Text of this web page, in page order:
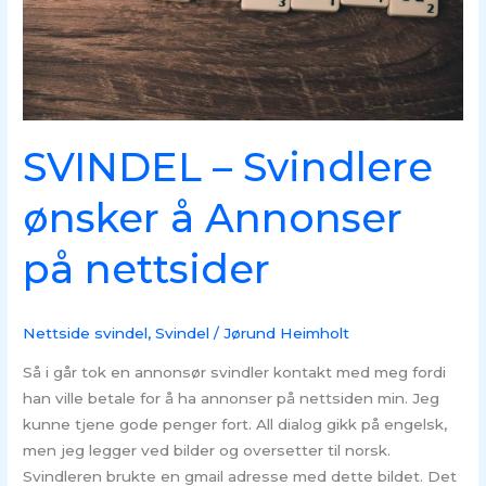
SVINDEL – Svindlere
ønsker å Annonser
på nettsider
Nettside svindel,Svindel /Jørund Heimholt
Så i går tok en annonsør svindler kontakt med meg fordi
han ville betale for å ha annonser på nettsiden min. Jeg
kunne tjene gode penger fort. All dialog gikk på engelsk,
men jeg legger ved bilder og oversetter til norsk.
Svindleren brukte en gmail adresse med dette bildet. Det
nettsider